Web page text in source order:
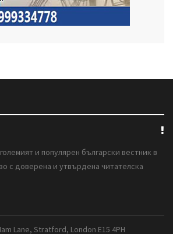
и популярен български вестник в
с доверена и утвърдена читателска
Lane, Stratford, London E15 4PH